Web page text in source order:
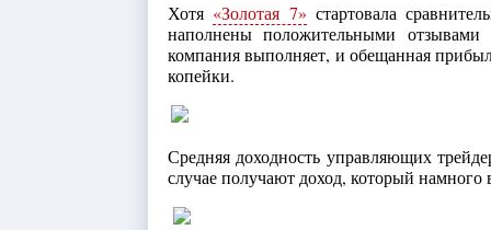
Хотя «Золотая 7» стартовала
наполнены положительными отзывами
компания выполняет, и обещанная
копейки.
Средняя доходность управляющих
случае получают доход, который